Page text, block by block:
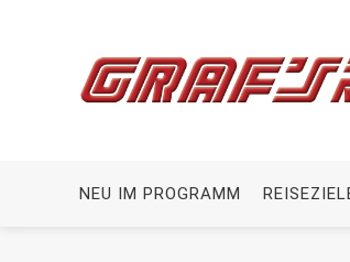
NEU IM PROGRAMM